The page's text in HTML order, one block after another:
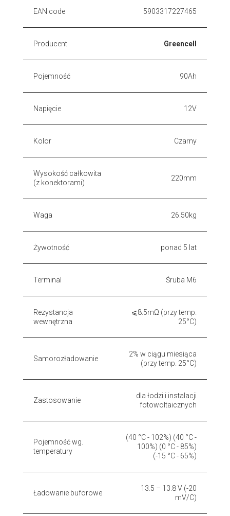
EAN code 5903317227465
Producent Greencell
Pojemność 90Ah
Napięcie 12V
Kolor Czarny
Wysokość całkowita
(z konektorami)
220mm
Waga 26.50kg
Żywotność ponad 5 lat
Terminal Śruba M6
Rezystancja
wewnętrzna
⩽8.5mΩ (przy temp.
25°C)
Samorozładowanie
2% w ciągu miesiąca
(przy temp. 25°C)
Zastosowanie
dla łodzi i instalacji
fotowoltaicznych
Pojemność wg.
temperatury
(40 °C - 102%) (40 °C -
100%) (0 °C - 85%)
(-15 °C - 65%)
Ładowanie buforowe
13.5 – 13.8 V (-20
mV/C)